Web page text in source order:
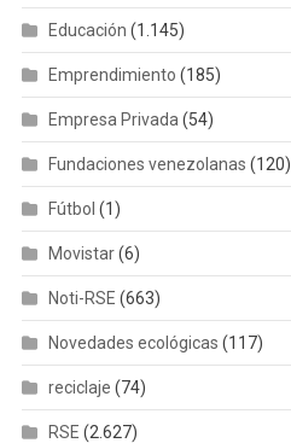
Educación (1.145)
Emprendimiento (185)
Empresa Privada (54)
Fundaciones venezolanas (120)
Fútbol (1)
Movistar(6)
Noti-RSE (663)
Novedades ecológicas (117)
reciclaje (74)
RSE (2.627)